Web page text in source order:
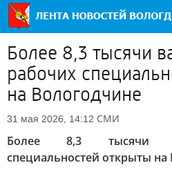
Более 8,3 тысячи
рабочих
на Вологодчине
31 мая 2026, 14:12 СМИ
Более 8,3 тысячи
специальностей открыты на